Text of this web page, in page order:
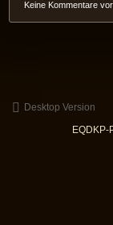
Keine Kommentare
Desktop Version